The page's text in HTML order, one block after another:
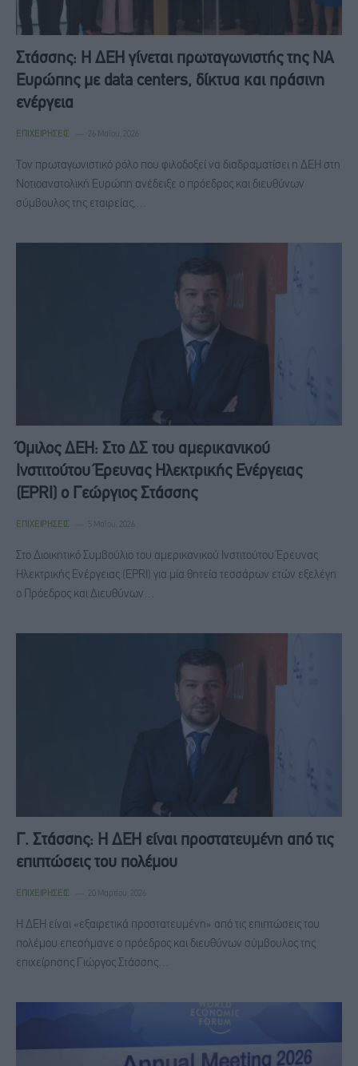
Στάσσης: Η ΔΕΗ γίνεται πρωταγωνιστής της ΝΑ
Ευρώπης με data centers, δίκτυα και πράσινη
ενέργεια
ΕΠΙΧΕΙΡΉΣΕΙΣ 26 Μαΐου, 2026
Τον πρωταγωνιστικό ρόλο που φιλοδοξεί να διαδραματίσει η ΔΕΗ στη
Νοτιοανατολική Ευρώπη ανέδειξε ο πρόεδρος και διευθύνων
σύμβουλος της εταιρείας,…
Όμιλος ΔΕΗ: Στο ΔΣ του αμερικανικού
Ινστιτούτου Έρευνας Ηλεκτρικής Ενέργειας
(EPRI) ο Γεώργιος Στάσσης
ΕΠΙΧΕΙΡΉΣΕΙΣ 5 Μαΐου, 2026
Στο Διοικητικό Συμβούλιο του αμερικανικού Ινστιτούτου Έρευνας
Ηλεκτρικής Ενέργειας (EPRI) για μία θητεία τεσσάρων ετών εξελέγη
ο Πρόεδρος και Διευθύνων…
Γ. Στάσσης: Η ΔΕΗ είναι προστατευμένη από τις
επιπτώσεις του πολέμου
ΕΠΙΧΕΙΡΉΣΕΙΣ 20 Μαρτίου, 2026
Η ΔΕΗ είναι «εξαιρετικά προστατευμένη» από τις επιπτώσεις του
πολέμου επεσήμανε ο πρόεδρος και διευθύνων σύμβουλος της
επιχείρησης Γιώργος Στάσσης…